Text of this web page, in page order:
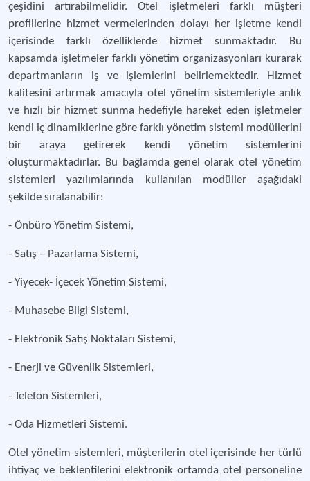
çeşidini artırabilmelidir. Otel işletmeleri farklı müşteri
profillerine hizmet vermelerinden dolayı her işletme kendi
içerisinde farklı özelliklerde hizmet sunmaktadır. Bu
kapsamda işletmeler farklı yönetim organizasyonları kurarak
departmanların iş ve işlemlerini belirlemektedir. Hizmet
kalitesini artırmak amacıyla otel yönetim sistemleriyle anlık
ve hızlı bir hizmet sunma hedefiyle hareket eden işletmeler
kendi iç dinamiklerine göre farklı yönetim sistemi modüllerini
bir araya getirerek kendi yönetim sistemlerini
oluşturmaktadırlar. Bu bağlamda genel olarak otel yönetim
sistemleri yazılımlarında kullanılan modüller aşağıdaki
şekilde sıralanabilir:
- Önbüro Yönetim Sistemi,
- Satış – Pazarlama Sistemi,
- Yiyecek- İçecek Yönetim Sistemi,
- Muhasebe Bilgi Sistemi,
- Elektronik Satış Noktaları Sistemi,
- Enerji ve Güvenlik Sistemleri,
- Telefon Sistemleri,
- Oda Hizmetleri Sistemi.
Otel yönetim sistemleri, müşterilerin otel içerisinde her türlü
ihtiyaç ve beklentilerini elektronik ortamda otel personeline